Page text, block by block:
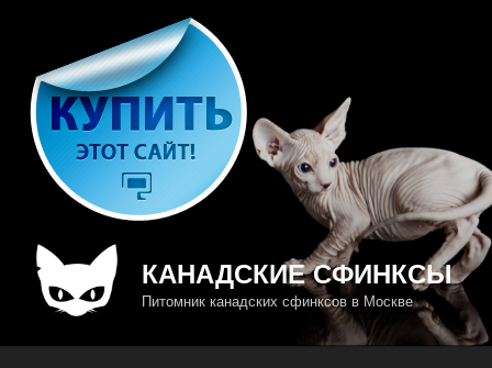
содержимому
КАНАДСКИЕ СФИНКСЫ
Питомник канадских сфинксов в Москве